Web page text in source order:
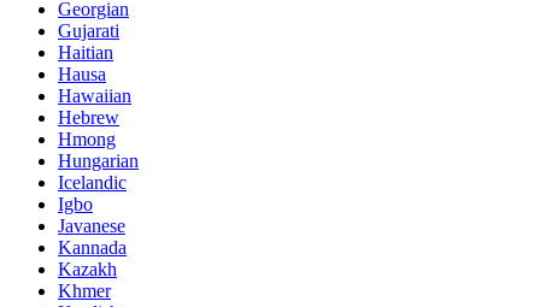
Georgian
Gujarati
Haitian
Hausa
Hawaiian
Hebrew
Hmong
Hungarian
Icelandic
Igbo
Javanese
Kannada
Kazakh
Khmer